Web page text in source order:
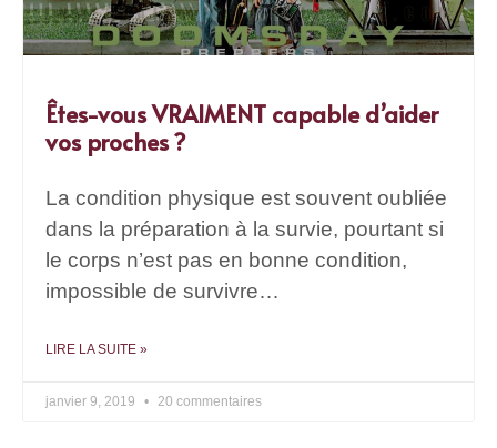
Êtes-vous VRAIMENT capable d’aider
vos proches ?
La condition physique est souvent oubliée
dans la préparation à la survie, pourtant si
le corps n’est pas en bonne condition,
impossible de survivre…
LIRE LA SUITE »
janvier 9, 2019 20 commentaires